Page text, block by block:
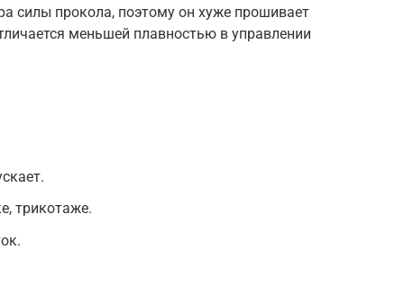
силы прокола, поэтому он хуже прошивает
меньшей плавностью в управлении
трикотаже.